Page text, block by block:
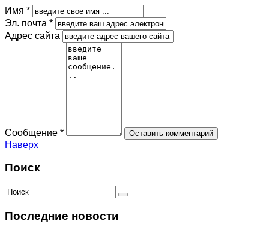
Имя *
Эл. почта *
Адрес сайта
Сообщение *
Наверх
Поиск
Последние новости